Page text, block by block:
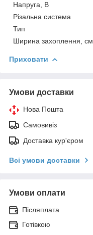
Напруга, В
Різальна система
Тип
Ширина захоплення, см
Приховати
Умови доставки
Нова Пошта
Самовивіз
Доставка кур'єром
Всі умови доставки
Умови оплати
Післяплата
Готівкою